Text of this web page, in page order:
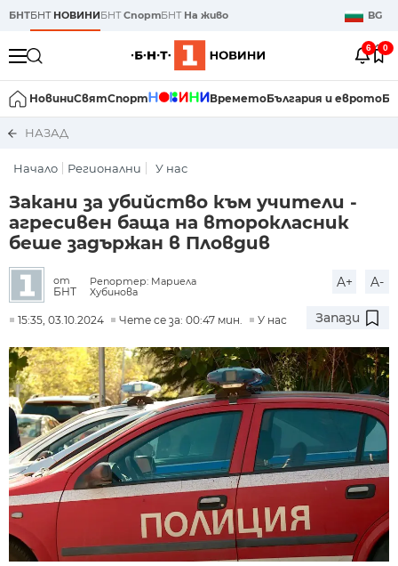
БНТБНТ НОВИНИБНТСпортБНТ На живо BG
6 0
НовиниСвятСпорт ВреметоБългария и еврото
НАЗАД
Начало Регионални У нас
Закани за убийство към учители -
агресивен баща на второкласник
беше задържан в Пловдив
от
БНТ
Репортер: Мариела
Хубинова
A+ A-
15:35, 03.10.2024 Чете се за: 00:47 мин. У нас Запази